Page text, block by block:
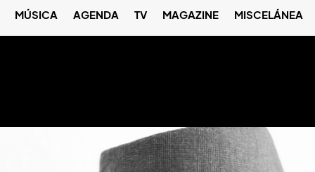
MÚSICA AGENDA TV MAGAZINE MISCELÁNEA